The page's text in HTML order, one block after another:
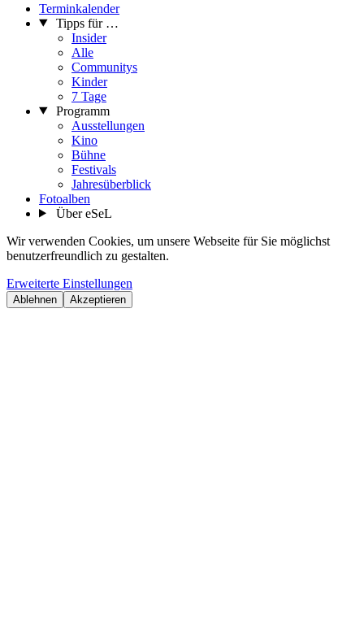
Terminkalender
Tipps für …
Insider
Alle
Communitys
Kinder
7 Tage
Programm
Ausstellungen
Kino
Bühne
Festivals
Jahresüberblick
Fotoalben
Über eSeL
Wir verwenden Cookies, um unsere Webseite für Sie möglichst
benutzerfreundlich zu gestalten.
Erweiterte Einstellungen
Ablehnen Akzeptieren